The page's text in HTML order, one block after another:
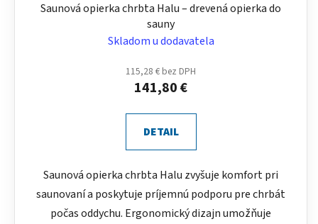
Saunová opierka chrbta Halu – drevená opierka do
sauny
Skladom u dodavatela
115,28 € bez DPH
141,80 €
DETAIL
Saunová opierka chrbta Halu zvyšuje komfort pri
saunovaní a poskytuje príjemnú podporu pre chrbát
počas oddychu. Ergonomický dizajn umožňuje